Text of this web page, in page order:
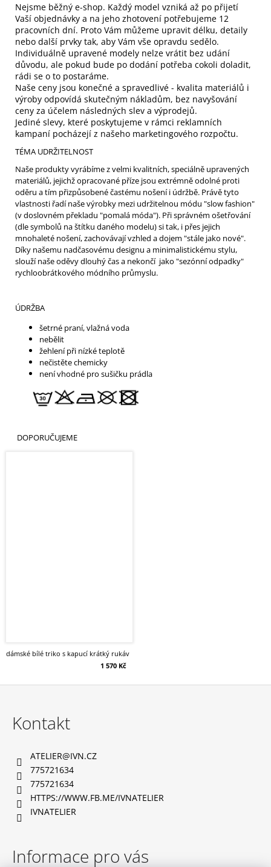
Nejsme běžný e-shop. Každý model vzniká až po přijetí
Vaší objednávky a na jeho zhotovení potřebujeme 12
pracovních dní. Proto Vám můžeme upravit délku, detaily
nebo další prvky tak, aby Vám vše opravdu sedělo.
Individuálně upravené modely nelze vrátit bez udání
důvodu, ale pokud bude po dodání potřeba cokoli doladit,
rádi se o to postaráme.
Naše ceny jsou konečné a spravedlivé - kvalita materiálů i
výroby odpovídá skutečným nákladům, bez navyšování
ceny za účelem následných slev a výprodejů.
Jediné slevy, které poskytujeme v rámci reklamních
kampaní pocházejí z našeho marketingového rozpočtu.
TÉMA UDRŽITELNOST
Naše produkty vyrábíme z velmi kvalitních, speciálně upravených
materiálů, jejichž opracované příze jsou extrémně odolné proti
oděru a tím přizpůsobené častému nošení i údržbě. Právě tyto
vlastnosti řadí naše výrobky mezi udržitelnou módu "slow fashion"
(v doslovném překladu "pomalá móda"). Při správném ošetřování
(dle symbolů na štítku daného modelu) si tak, i přes jejich
mnohaleté nošení, zachovávají vzhled a dojem "stále jako nové".
Díky našemu nadčasovému designu a minimalistickému stylu,
slouží naše oděvy dlouhý čas a nekončí jako "sezónní odpadky"
rychloobrátkového módního průmyslu.
ÚDRŽBA
šetrné praní, vlažná voda
nebělit
žehlení při nízké teplotě
nečistěte chemicky
není vhodné pro sušičku prádla
DOPORUČUJEME
dámské bílé triko s kapucí krátký rukáv
1 570 Kč
Kontakt
ATELIER@IVN.CZ
775721634
775721634
HTTPS://WWW.FB.ME/IVNATELIER
IVNATELIER
Informace pro vás